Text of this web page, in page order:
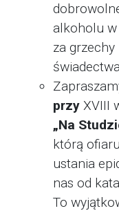
alkoholu
za
przy XVIII
„Na
którą
ustania
nas od
To